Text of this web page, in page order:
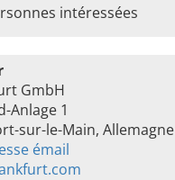
intéressées
GmbH
Anlage 1
sur-le-Main, Allemagne
émail